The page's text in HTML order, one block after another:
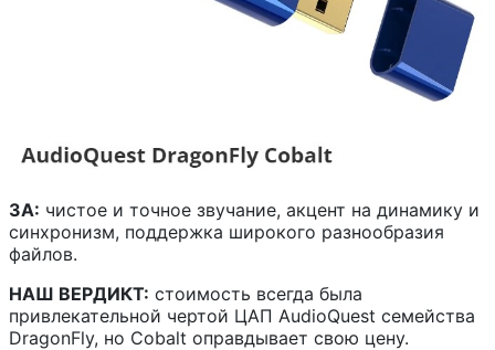
ЗА: чистое и точное звучание, акцент на динамику и
синхронизм, поддержка широкого разнообразия
файлов.
НАШ ВЕРДИКТ: стоимость всегда была
привлекательной чертой ЦАП AudioQuest семейства
DragonFly, но Cobalt оправдывает свою цену.